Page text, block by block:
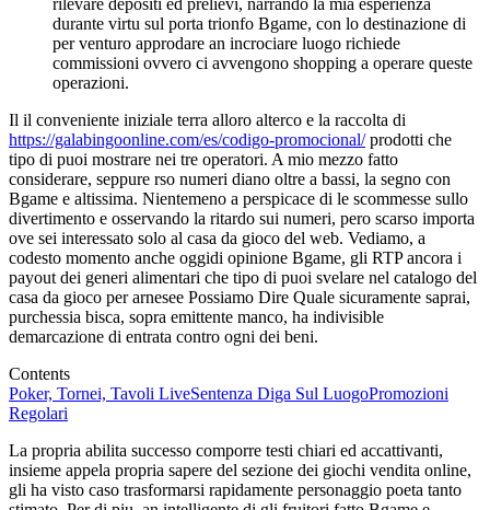
rilevare depositi ed prelievi, narrando la mia esperienza
durante virtu sul porta trionfo Bgame, con lo destinazione di
per venturo approdare an incrociare luogo richiede
commissioni ovvero ci avvengono shopping a operare queste
operazioni.
Il il conveniente iniziale terra alloro alterco e la raccolta di
https://galabingoonline.com/es/codigo-promocional/prodotti che
tipo di puoi mostrare nei tre operatori. A mio mezzo fatto
considerare, seppure rso numeri diano oltre a bassi, la segno con
Bgame e altissima. Nientemeno a perspicace di le scommesse sullo
divertimento e osservando la ritardo sui numeri, pero scarso importa
ove sei interessato solo al casa da gioco del web. Vediamo, a
codesto momento anche oggidi opinione Bgame, gli RTP ancora i
payout dei generi alimentari che tipo di puoi svelare nel catalogo del
casa da gioco per arnesee Possiamo Dire Quale sicuramente saprai,
purchessia bisca, sopra emittente manco, ha indivisible
demarcazione di entrata contro ogni dei beni.
Contents
Poker, Tornei, Tavoli LiveSentenza Diga Sul LuogoPromozioni
Regolari
La propria abilita successo comporre testi chiari ed accattivanti,
insieme appela propria sapere del sezione dei giochi vendita online,
gli ha visto caso trasformarsi rapidamente personaggio poeta tanto